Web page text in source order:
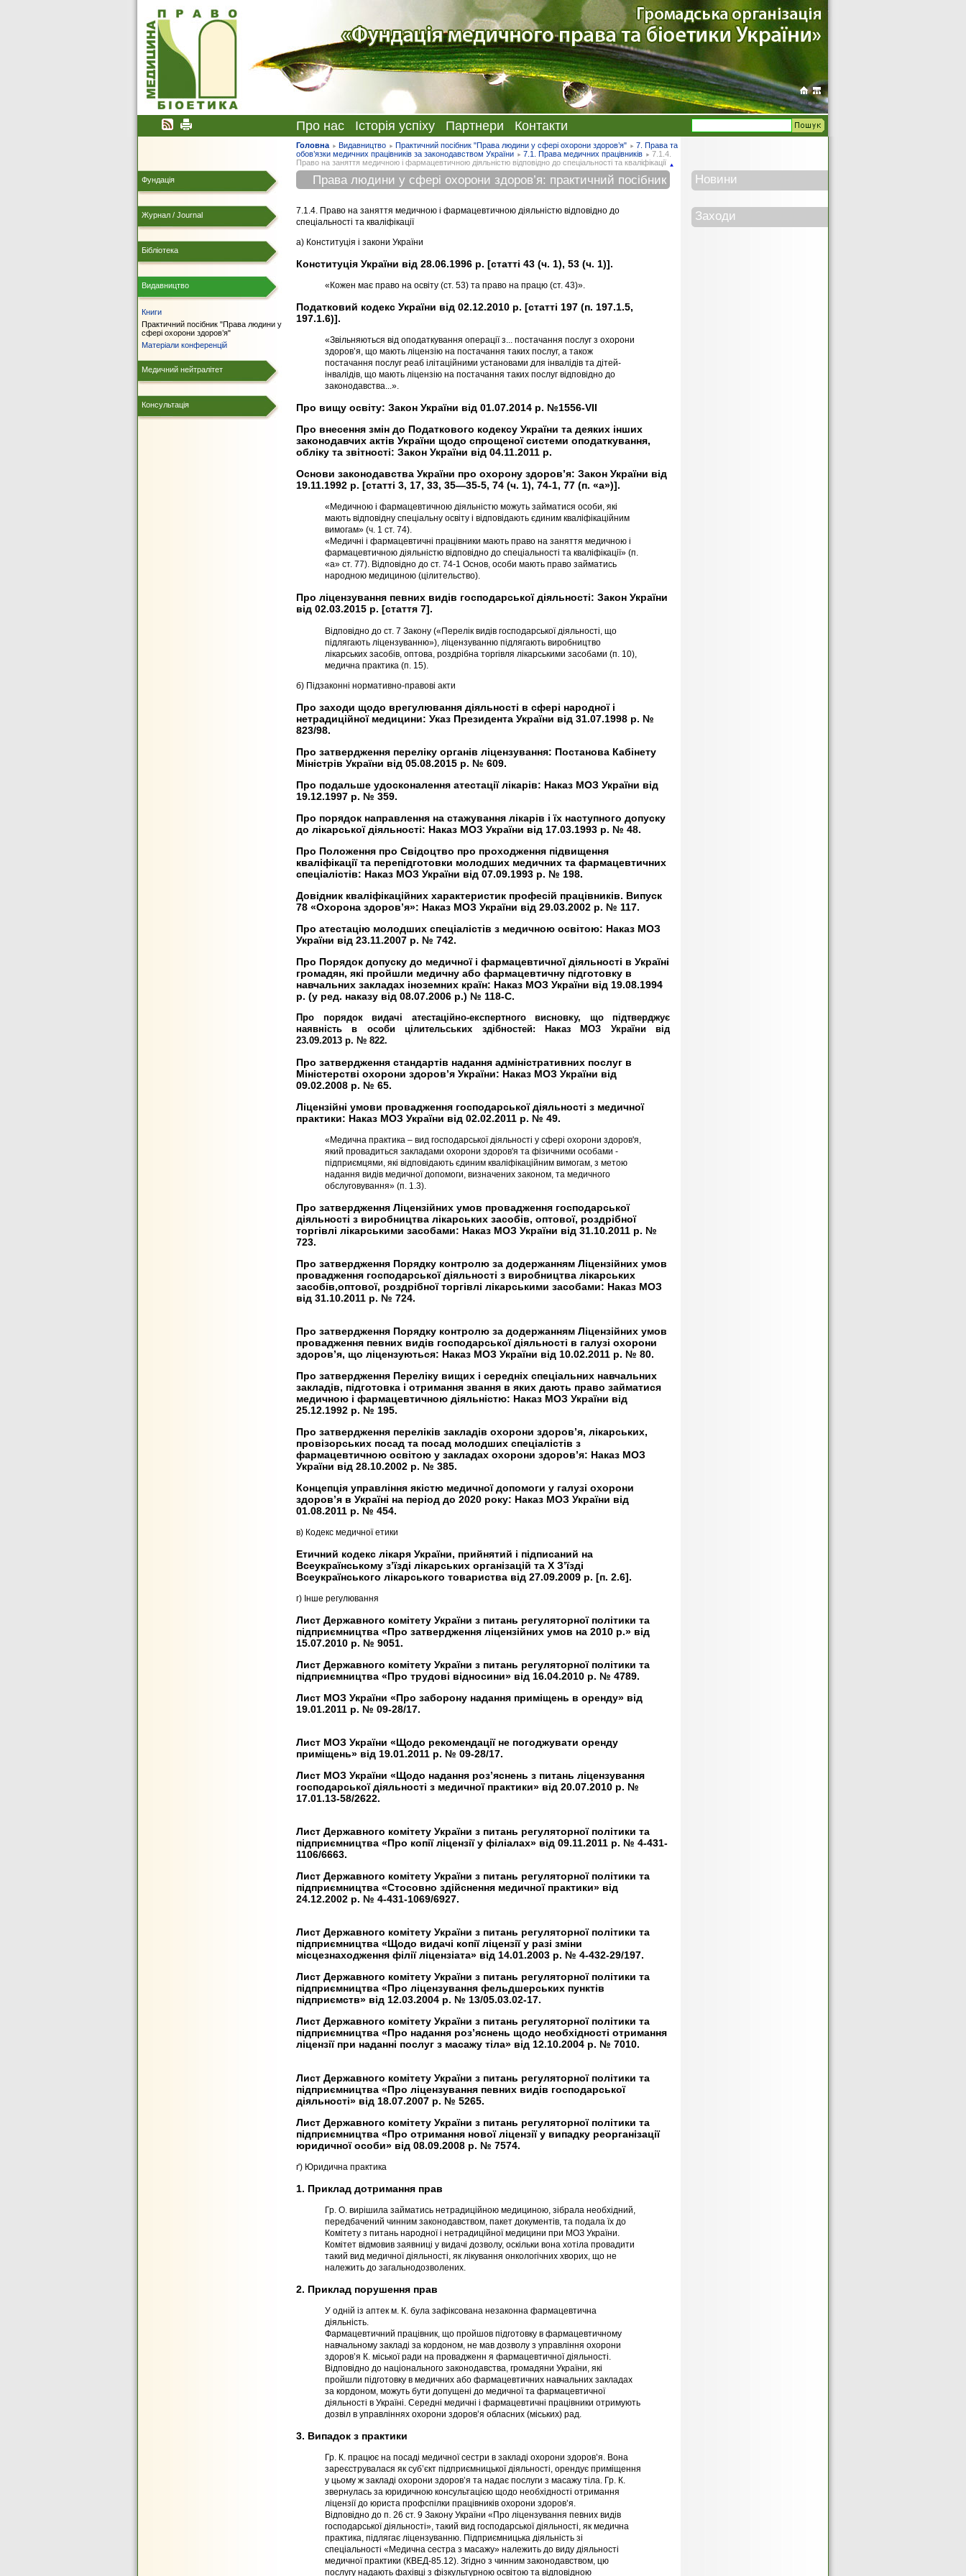
Про нас Історія успіху Партнери Контакти
Головна Видавництво Практичний посібник "Права людини у сфері охорони здоров’я"
7. Права та
обов’язки медичних працівників за законодавством України
7.1. Права медичних працівників
7.1.4.
Право на заняття медичною і фармацевтичною діяльністю відповідно до спеціальності та кваліфікації
Фундація
Журнал / Journal
Бібліотека
Видавництво
Книги
Практичний посібник "Права людини у
сфері охорони здоров’я"
Матеріали конференцій
Медичний нейтралітет
Консультація
Права людини у сфері охорони здоров’я: практичний посібник
7.1.4. Право на заняття медичною і фармацевтичною діяльністю відповідно до
спеціальності та кваліфікації
а) Конституція і закони України
Конституція України від 28.06.1996 р. [статті 43 (ч. 1), 53 (ч. 1)].
«Кожен має право на освіту (ст. 53) та право на працю (ст. 43)».
Податковий кодекс України від 02.12.2010 р. [статті 197 (п. 197.1.5,
197.1.6)].
«Звільняються від оподаткування операції з... постачання послуг з охорони
здоров’я, що мають ліцензію на постачання таких послуг, а також
постачання послуг реаб ілітаційними установами для інвалідів та дітей-
інвалідів, що мають ліцензію на постачання таких послуг відповідно до
законодавства...».
Про вищу освіту: Закон України від 01.07.2014 р. №1556-VII
Про внесення змін до Податкового кодексу України та деяких інших
законодавчих актів України щодо спрощеної системи оподаткування,
обліку та звітності: Закон України від 04.11.2011 р.
Основи законодавства України про охорону здоров’я: Закон України від
19.11.1992 р. [статті 3, 17, 33, 35—35-5, 74 (ч. 1), 74-1, 77 (п. «а»)].
«Медичною і фармацевтичною діяльністю можуть займатися особи, які
мають відповідну спеціальну освіту і відповідають єдиним кваліфікаційним
вимогам» (ч. 1 ст. 74).
«Медичні і фармацевтичні працівники мають право на заняття медичною і
фармацевтичною діяльністю відповідно до спеціальності та кваліфікації» (п.
«а» ст. 77). Відповідно до ст. 74-1 Основ, особи мають право займатись
народною медициною (цілительство).
Про ліцензування певних видів господарської діяльності: Закон України
від 02.03.2015 р. [стаття 7].
Відповідно до ст. 7 Закону («Перелік видів господарської діяльності, що
підлягають ліцензуванню»), ліцензуванню підлягають виробництво
лікарських засобів, оптова, роздрібна торгівля лікарськими засобами (п. 10),
медична практика (п. 15).
б) Підзаконні нормативно-правові акти
Про заходи щодо врегулювання діяльності в сфері народної і
нетрадиційної медицини: Указ Президента України від 31.07.1998 р. №
823/98.
Про затвердження переліку органів ліцензування: Постанова Кабінету
Міністрів України від 05.08.2015 р. № 609.
Про подальше удосконалення атестації лікарів: Наказ МОЗ України від
19.12.1997 р. № 359.
Про порядок направлення на стажування лікарів і їх наступного допуску
до лікарської діяльності: Наказ МОЗ України від 17.03.1993 р. № 48.
Про Положення про Свідоцтво про проходження підвищення
кваліфікації та перепідготовки молодших медичних та фармацевтичних
спеціалістів: Наказ МОЗ України від 07.09.1993 р. № 198.
Довідник кваліфікаційних характеристик професій працівників. Випуск
78 «Охорона здоров’я»: Наказ МОЗ України від 29.03.2002 р. № 117.
Про атестацію молодших спеціалістів з медичною освітою: Наказ МОЗ
України від 23.11.2007 р. № 742.
Про Порядок допуску до медичної і фармацевтичної діяльності в Україні
громадян, які пройшли медичну або фармацевтичну підготовку в
навчальних закладах іноземних країн: Наказ МОЗ України від 19.08.1994
р. (у ред. наказу від 08.07.2006 р.) № 118-С.
Про порядок видачі атестаційно-експертного висновку, що підтверджує
наявність в особи цілительських здібностей: Наказ МОЗ України від
23.09.2013 р. № 822.
Про затвердження стандартів надання адміністративних послуг в
Міністерстві охорони здоров’я України: Наказ МОЗ України від
09.02.2008 р. № 65.
Ліцензійні умови провадження господарської діяльності з медичної
практики: Наказ МОЗ України від 02.02.2011 р. № 49.
«Медична практика – вид господарської діяльності у сфері охорони здоров'я,
який провадиться закладами охорони здоров'я та фізичними особами -
підприємцями, які відповідають єдиним кваліфікаційним вимогам, з метою
надання видів медичної допомоги, визначених законом, та медичного
обслуговування» (п. 1.3).
Про затвердження Ліцензійних умов провадження господарської
діяльності з виробництва лікарських засобів, оптової, роздрібної
торгівлі лікарськими засобами: Наказ МОЗ України від 31.10.2011 р. №
723.
Про затвердження Порядку контролю за додержанням Ліцензійних умов
провадження господарської діяльності з виробництва лікарських
засобів,оптової, роздрібної торгівлі лікарськими засобами: Наказ МОЗ
від 31.10.2011 р. № 724.
Про затвердження Порядку контролю за додержанням Ліцензійних умов
провадження певних видів господарської діяльності в галузі охорони
здоров’я, що ліцензуються: Наказ МОЗ України від 10.02.2011 р. № 80.
Про затвердження Переліку вищих і середніх спеціальних навчальних
закладів, підготовка і отримання звання в яких дають право займатися
медичною і фармацевтичною діяльністю: Наказ МОЗ України від
25.12.1992 р. № 195.
Про затвердження переліків закладів охорони здоров’я, лікарських,
провізорських посад та посад молодших спеціалістів з
фармацевтичною освітою у закладах охорони здоров’я: Наказ МОЗ
України від 28.10.2002 р. № 385.
Концепція управління якістю медичної допомоги у галузі охорони
здоров’я в Україні на період до 2020 року: Наказ МОЗ України від
01.08.2011 р. № 454.
в) Кодекс медичної етики
Етичний кодекс лікаря України, прийнятий і підписаний на
Всеукраїнському з’їзді лікарських організацій та Х З’їзді
Всеукраїнського лікарського товариства від 27.09.2009 р. [п. 2.6].
г) Інше регулювання
Лист Державного комітету України з питань регуляторної політики та
підприємництва «Про затвердження ліцензійних умов на 2010 р.» від
15.07.2010 р. № 9051.
Лист Державного комітету України з питань регуляторної політики та
підприємництва «Про трудові відносини» від 16.04.2010 р. № 4789.
Лист МОЗ України «Про заборону надання приміщень в оренду» від
19.01.2011 р. № 09-28/17.
Лист МОЗ України «Щодо рекомендації не погоджувати оренду
приміщень» від 19.01.2011 р. № 09-28/17.
Лист МОЗ України «Щодо надання роз’яснень з питань ліцензування
господарської діяльності з медичної практики» від 20.07.2010 р. №
17.01.13-58/2622.
Лист Державного комітету України з питань регуляторної політики та
підприємництва «Про копії ліцензії у філіалах» від 09.11.2011 р. № 4-431-
1106/6663.
Лист Державного комітету України з питань регуляторної політики та
підприємництва «Стосовно здійснення медичної практики» від
24.12.2002 р. № 4-431-1069/6927.
Лист Державного комітету України з питань регуляторної політики та
підприємництва «Щодо видачі копії ліцензії у разі зміни
місцезнаходження філії ліцензіата» від 14.01.2003 р. № 4-432-29/197.
Лист Державного комітету України з питань регуляторної політики та
підприємництва «Про ліцензування фельдшерських пунктів
підприємств» від 12.03.2004 р. № 13/05.03.02-17.
Лист Державного комітету України з питань регуляторної політики та
підприємництва «Про надання роз’яснень щодо необхідності отримання
ліцензії при наданні послуг з масажу тіла» від 12.10.2004 р. № 7010.
Лист Державного комітету України з питань регуляторної політики та
підприємництва «Про ліцензування певних видів господарської
діяльності» від 18.07.2007 р. № 5265.
Лист Державного комітету України з питань регуляторної політики та
підприємництва «Про отримання нової ліцензії у випадку реорганізації
юридичної особи» від 08.09.2008 р. № 7574.
ґ) Юридична практика
1. Приклад дотримання прав
Гр. О. вирішила займатись нетрадиційною медициною, зібрала необхідний,
передбачений чинним законодавством, пакет документів, та подала їх до
Комітету з питань народної і нетрадиційної медицини при МОЗ України.
Комітет відмовив заявниці у видачі дозволу, оскільки вона хотіла провадити
такий вид медичної діяльності, як лікування онкологічних хворих, що не
належить до загальнодозволених.
2. Приклад порушення прав
У одній із аптек м. К. була зафіксована незаконна фармацевтична
діяльність.
Фармацевтичний працівник, що пройшов підготовку в фармацевтичному
навчальному закладі за кордоном, не мав дозволу з управління охорони
здоров’я К. міської ради на провадженн я фармацевтичної діяльності.
Відповідно до національного законодавства, громадяни України, які
пройшли підготовку в медичних або фармацевтичних навчальних закладах
за кордоном, можуть бути допущені до медичної та фармацевтичної
діяльності в Україні. Середні медичні і фармацевтичні працівники отримують
дозвіл в управліннях охорони здоров’я обласних (міських) рад.
3. Випадок з практики
Гр. К. працює на посаді медичної сестри в закладі охорони здоров’я. Вона
зареєструвалася як суб’єкт підприємницької діяльності, орендує приміщення
у цьому ж закладі охорони здоров’я та надає послуги з масажу тіла. Гр. К.
звернулась за юридичною консультацією щодо необхідності отримання
ліцензії до юриста профспілки працівників охорони здоров’я.
Відповідно до п. 26 ст. 9 Закону України «Про ліцензування певних видів
господарської діяльності», такий вид господарської діяльності, як медична
практика, підлягає ліцензуванню. Підприємницька діяльність зі
спеціальності «Медична сестра з масажу» належить до виду діяльності
медичної практики (КВЕД-85.12). Згідно з чинним законодавством, цю
послугу надають фахівці з фізкультурною освітою та відповідною
Новини
Заходи